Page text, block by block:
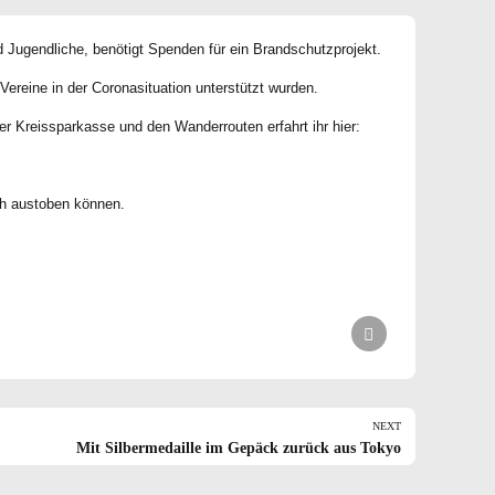
benötigt Spenden für ein Brandschutzprojekt.
in der Coronasituation unterstützt wurden.
Kreissparkasse und den Wanderrouten erfahrt ihr hier:
austoben können.
NEXT
Mit Silbermedaille im Gepäck zurück aus Tokyo